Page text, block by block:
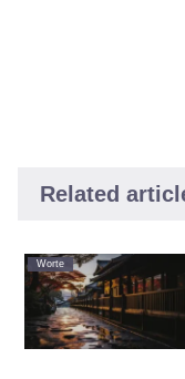
Related
Worte